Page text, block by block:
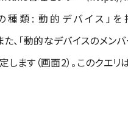
種類: 動的デバイス」
「動的なデバイスのメンバ
ます（画面2）。このクエ